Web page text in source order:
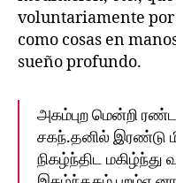
voluntariamente por
como cosas en
sueño profundo.
அகம்புற மென்றி
சகந்.தனில்‌ இரண்டு
நிகழ்ந்திட